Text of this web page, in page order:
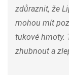
zdůraznit, že
mohou mít
tukové hmoty.
zhubnout a